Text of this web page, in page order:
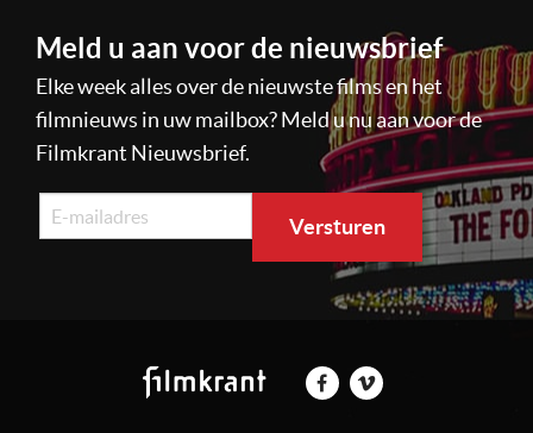
Meld u aan voor de nieuwsbrief
Elke week alles over de nieuwste films en het
filmnieuws in uw mailbox? Meld u nu aan voor de
Filmkrant Nieuwsbrief.